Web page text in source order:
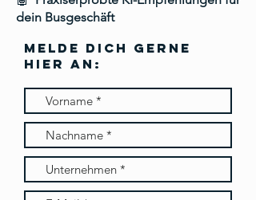
dein Busgeschäft
MELDE DICH gerne
hier AN: